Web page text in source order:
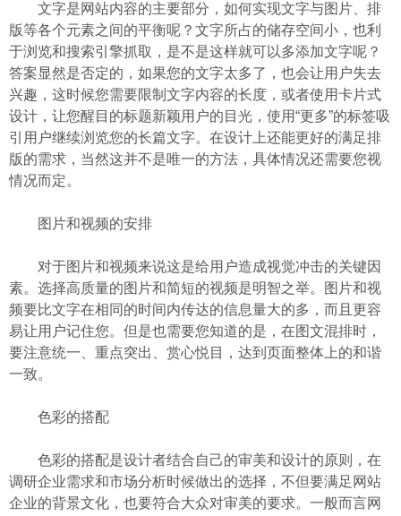
文字是网站内容的主要部分，如何实现文字与图片、排
版等各个元素之间的平衡呢？文字所占的储存空间小，也利
于浏览和搜索引擎抓取，是不是这样就可以多添加文字呢？
答案显然是否定的，如果您的文字太多了，也会让用户失去
兴趣，这时候您需要限制文字内容的长度，或者使用卡片式
设计，让您醒目的标题新颖用户的目光，使用“更多”的标签吸
引用户继续浏览您的长篇文字。在设计上还能更好的满足排
版的需求，当然这并不是唯一的方法，具体情况还需要您视
情况而定。
图片和视频的安排
对于图片和视频来说这是给用户造成视觉冲击的关键因
素。选择高质量的图片和简短的视频是明智之举。图片和视
频要比文字在相同的时间内传达的信息量大的多，而且更容
易让用户记住您。但是也需要您知道的是，在图文混排时，
要注意统一、重点突出、赏心悦目，达到页面整体上的和谐
一致。
色彩的搭配
色彩的搭配是设计者结合自己的审美和设计的原则，在
调研企业需求和市场分析时候做出的选择，不但要满足网站
企业的背景文化，也要符合大众对审美的要求。一般而言网